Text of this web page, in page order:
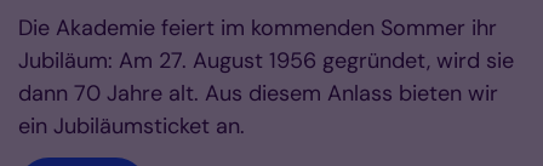
Die Akademie feiert im kommenden Sommer ihr
Jubiläum: Am 27. August 1956 gegründet, wird sie
dann 70 Jahre alt. Aus diesem Anlass bieten wir
ein Jubiläumsticket an.